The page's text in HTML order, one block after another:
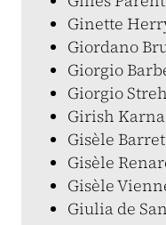
Ginette
Giordano
Giorgio
Giorgio
Girish
Gisèle
Gisèle
Gisèle
Giulia de